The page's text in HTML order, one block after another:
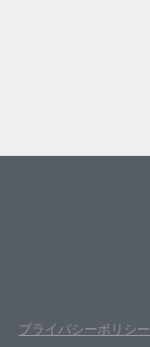
プライバシーポリシー